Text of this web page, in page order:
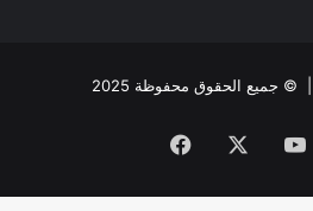
جميع الحقوق محفوظة 2025 © |
Facebook